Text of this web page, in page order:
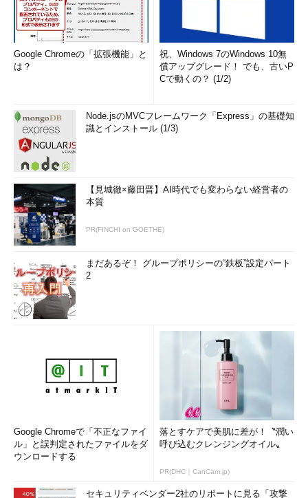
Google Chromeの「拡張機能」と
は？
祝、Windows 7のWindows 10無
償アップグレード！ でも、古いP
Cで動くの？ (1/2)
Node.jsのMVCフレームワーク「Express」の基礎知
識とインストール (1/3)
【見城徹×藤田晋】AI時代でも変わらない経営者の
本質
PR(FINCHI on GOETHE)
まだあるぞ！ グループポリシーの“鉄板”設定パート
2
Google Chromeで「不正なファイ
ル」と誤判定されたファイルをダ
ウンロードする
落とすケアで美肌に差が！〝潤い
呼び込むクレンジングオイル〟
PR(DHC｜CanCam.jp)
セキュリティベンダー2社のリポートに見る「攻撃